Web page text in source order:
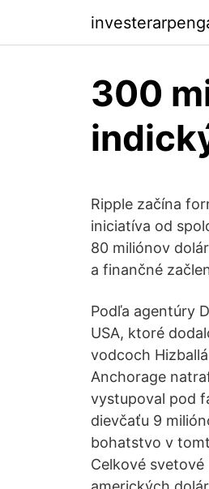
300
Ripple začína
iniciatíva od
80 miliónov
a finančné
Podľa agentúry
USA, ktoré
vodcoch
Anchorage
vystupoval pod
dievčaťu 9
bohatstvo v
Celkové